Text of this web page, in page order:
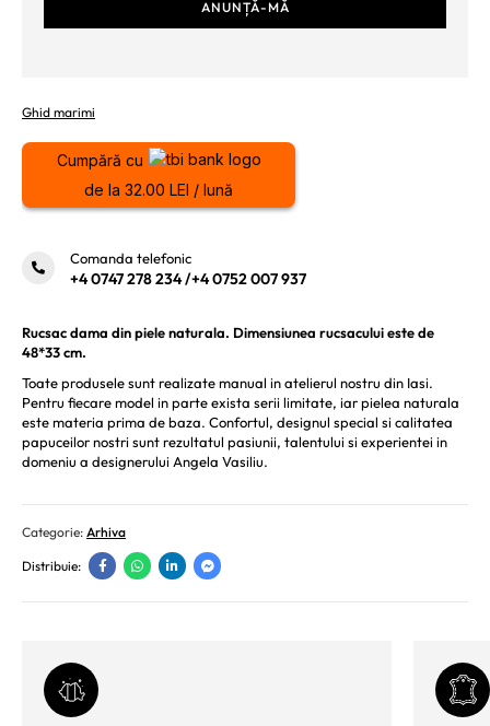
Ghid marimi
Cumpără cu
de la 32.00 LEI / lună
Comanda telefonic
+4 0747 278 234/+4 0752 007 937
Rucsac dama din piele naturala. Dimensiunea rucsacului este de
48*33 cm.
Toate produsele sunt realizate manual in atelierul nostru din Iasi.
Pentru fiecare model in parte exista serii limitate, iar pielea naturala
este materia prima de baza. Confortul, designul special si calitatea
papuceilor nostri sunt rezultatul pasiunii, talentului si experientei in
domeniu a designerului Angela Vasiliu.
Categorie: Arhiva
Distribuie: